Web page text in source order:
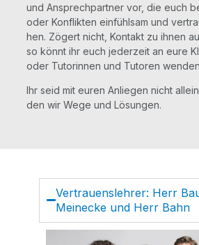
und Ansprech­part­ner vor, die euch
oder Kon­flik­ten ein­fühl­sam und
hen. Zögert nicht, Kon­takt zu ihnen
so könnt ihr euch jeder­zeit an eure
oder Tuto­rin­nen und Tuto­ren
Ihr seid mit euren Anlie­gen nicht
den wir Wege und Lösungen.
Ver­trau­ens­leh­rer: Herr
Meine­cke und Herr Bahn